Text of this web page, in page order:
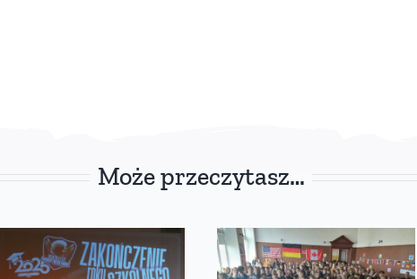
Może przeczytasz…